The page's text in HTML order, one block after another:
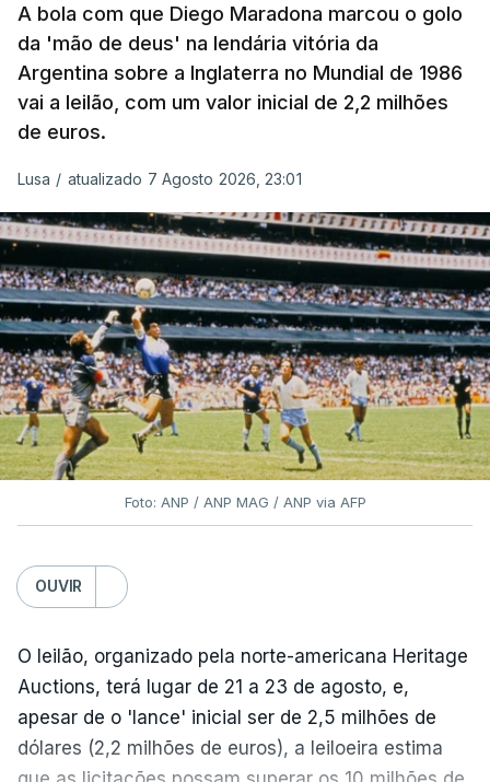
A bola com que Diego Maradona marcou o golo
da 'mão de deus' na lendária vitória da
Argentina sobre a Inglaterra no Mundial de 1986
vai a leilão, com um valor inicial de 2,2 milhões
de euros.
Lusa / atualizado 7 Agosto 2026, 23:01
Foto: ANP / ANP MAG / ANP via AFP
OUVIR
O leilão, organizado pela norte-americana Heritage
Auctions, terá lugar de 21 a 23 de agosto, e,
apesar de o 'lance' inicial ser de 2,5 milhões de
dólares (2,2 milhões de euros), a leiloeira estima